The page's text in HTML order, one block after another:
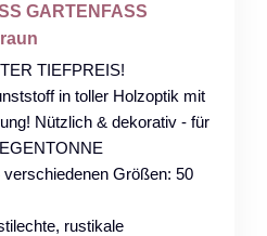
GARTENFASS
TIEFPREIS!
in toller Holzoptik mit
Nützlich & dekorativ - für
Größen: 50
stilechte, rustikale